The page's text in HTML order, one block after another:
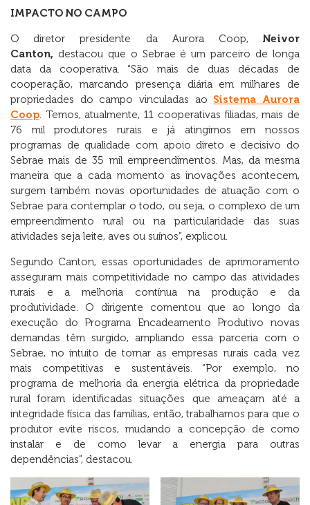
IMPACTO NO CAMPO
O diretor presidente da Aurora Coop, Neivor
Canton, destacou que o Sebrae é um parceiro de longa
data da cooperativa. “São mais de duas décadas de
cooperação, marcando presença diária em milhares de
propriedades do campo vinculadas ao Sistema Aurora
Coop. Temos, atualmente, 11 cooperativas filiadas, mais de
76 mil produtores rurais e já atingimos em nossos
programas de qualidade com apoio direto e decisivo do
Sebrae mais de 35 mil empreendimentos. Mas, da mesma
maneira que a cada momento as inovações acontecem,
surgem também novas oportunidades de atuação com o
Sebrae para contemplar o todo, ou seja, o complexo de um
empreendimento rural ou na particularidade das suas
atividades seja leite, aves ou suínos”, explicou.
Segundo Canton, essas oportunidades de aprimoramento
asseguram mais competitividade no campo das atividades
rurais e a melhoria contínua na produção e da
produtividade. O dirigente comentou que ao longo da
execução do Programa Encadeamento Produtivo novas
demandas têm surgido, ampliando essa parceria com o
Sebrae, no intuito de tornar as empresas rurais cada vez
mais competitivas e sustentáveis. “Por exemplo, no
programa de melhoria da energia elétrica da propriedade
rural foram identificadas situações que ameaçam até a
integridade física das famílias, então, trabalhamos para que o
produtor evite riscos, mudando a concepção de como
instalar e de como levar a energia para outras
dependências”, destacou.